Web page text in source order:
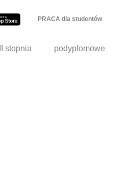
PRACA dla studentów
II stopnia podyplomowe